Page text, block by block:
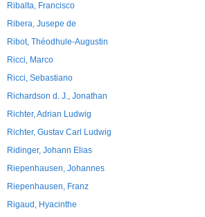
Ribalta, Francisco
Ribera, Jusepe de
Ribot, Théodhule-Augustin
Ricci, Marco
Ricci, Sebastiano
Richardson d. J., Jonathan
Richter, Adrian Ludwig
Richter, Gustav Carl Ludwig
Ridinger, Johann Elias
Riepenhausen, Johannes
Riepenhausen, Franz
Rigaud, Hyacinthe